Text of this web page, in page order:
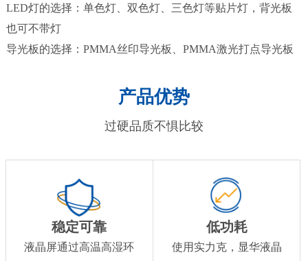
LED灯的选择：单色灯、双色灯、三色灯等贴片灯，背光板
也可不带灯
导光板的选择：PMMA丝印导光板、PMMA激光打点导光板
产品优势
过硬品质不惧比较
稳定可靠
液晶屏通过高温高湿环
低功耗
使用实力克，显华液晶